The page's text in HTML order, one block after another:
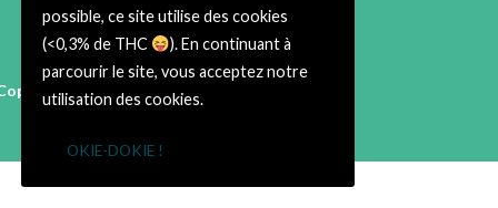
© 2026 Cbweed Shop Toulouse
➡ Infos Légales ⬅
possible, ce site utilise des cookies
(<0,3% de THC
). En continuant à
parcourir le site, vous acceptez notre
utilisation des cookies.
OKIE-DOKIE !